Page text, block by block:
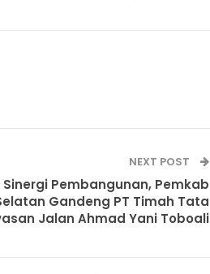
NEXT POST
Pembangunan, Pemkab
Gandeng PT Timah Tata
Jalan Ahmad Yani Toboali